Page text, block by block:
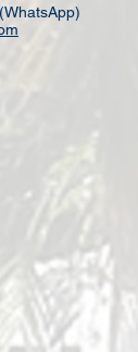
(WhatsApp)